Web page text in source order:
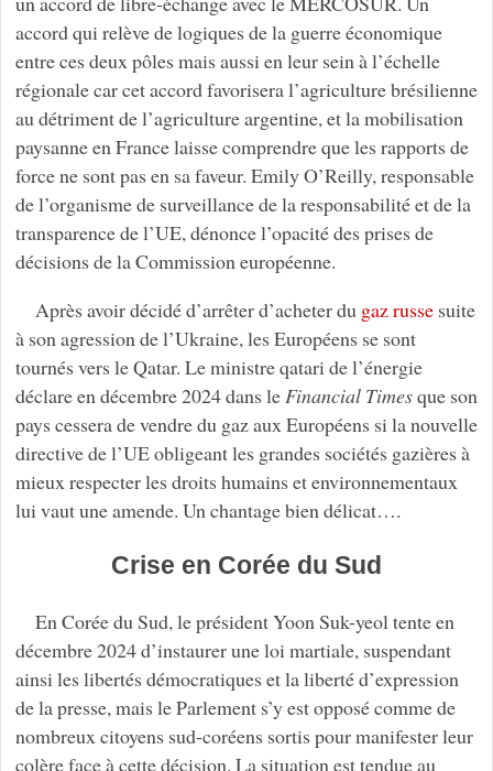
accord qui relève de logiques de la guerre économique
entre ces deux pôles mais aussi en leur sein à l’échelle
régionale car cet accord favorisera l’agriculture brésilienne
au détriment de l’agriculture argentine, et la mobilisation
paysanne en France laisse comprendre que les rapports de
force ne sont pas en sa faveur. Emily O’Reilly, responsable
de l’organisme de surveillance de la responsabilité et de la
transparence de l’UE, dénonce l’opacité des prises de
décisions de la Commission européenne.
Après avoir décidé d’arrêter d’acheter du gaz russesuite
à son agression de l’Ukraine, les Européens se sont
tournés vers le Qatar. Le ministre qatari de l’énergie
déclare en décembre 2024 dans leFinancial Timesque son
pays cessera de vendre du gaz aux Européens si la nouvelle
directive de l’UE obligeant les grandes sociétés gazières à
mieux respecter les droits humains et environnementaux
lui vaut une amende. Un chantage bien délicat….
Crise en Corée du Sud
En Corée du Sud, le président Yoon Suk-yeol tente en
décembre 2024 d’instaurer une loi martiale, suspendant
ainsi les libertés démocratiques et la liberté d’expression
de la presse, mais le Parlement s’y est opposé comme de
nombreux citoyens sud-coréens sortis pour manifester leur
colère face à cette décision. La situation est tendue au